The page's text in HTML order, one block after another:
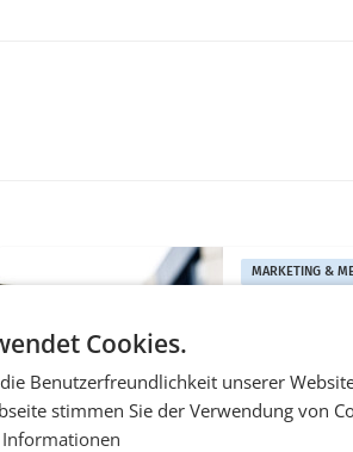
MARKETING &
Cookies.
Benutzerfreundlichkeit unserer
stimmen Sie der Verwendung von